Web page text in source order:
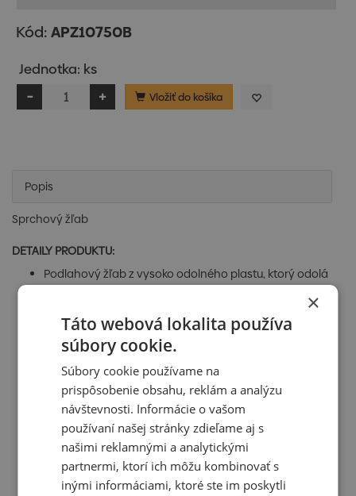
Kód:APZ10750B
Jednotka: ks
Vložiť do košíka
Popis
Sprchový žľab
DETAILY PRODUKTU:
Podlahový žľab z vysoko odolného plastu, ktorý odolá
mrazu aj chémii
Výškovo nastaviteľné plastové kotviace nohy 0–35
mm umožňujúce rýchlu a komfortnú inštaláciu vrátane
presného nastavenia roviny
Zvýšená odolnosť proti chemikáliám
Bezpečné napojenie na hydroizoláciu stavby
Kombinovaná zápachová uzávera (vlastné patentové
riešenie) zaručuje ochranu proti zápachu z kanalizácie
aj po vyschnutí vody v sifóne
Mechanicky čistiteľný sifón až po odpadovú trubku
Rošt je súčasťou balenia
Samolepiaca páska pre kvalitnú hydroizoláciu
×
Táto webová lokalita používa
súbory cookie.
Súbory cookie používame na
prispôsobenie obsahu, reklám a analýzu
návštevnosti. Informácie o vašom
používaní našej stránky zdieľame aj s
našimi reklamnými a analytickými
partnermi, ktorí ich môžu kombinovať s
inými informáciami, ktoré ste im poskytli